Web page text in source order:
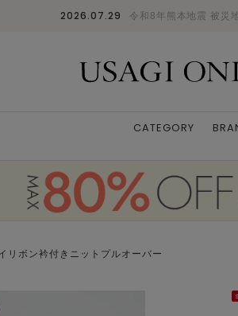
2026.07.29 令和8年熊本地震 被災
CATEGORY
リボン衿付きニットプルオーバー
モデル身長167cm 着